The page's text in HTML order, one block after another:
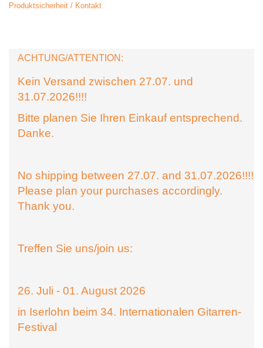
Produktsicherheit / Kontakt
ACHTUNG/ATTENTION:
Kein Versand zwischen 27.07. und
31.07.2026!!!!
Bitte planen Sie Ihren Einkauf entsprechend.
Danke.
No shipping between 27.07. and 31.07.2026!!!!
Please plan your purchases accordingly.
Thank you.
Treffen Sie uns/join us:
26. Juli - 01. August 2026
in Iserlohn beim 34. Internationalen Gitarren-
Festival